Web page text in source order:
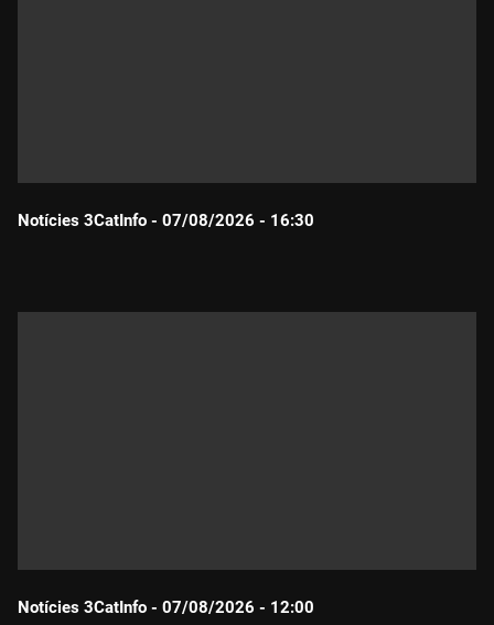
Notícies 3CatInfo - 07/08/2026 - 16:30
Notícies 3CatInfo - 07/08/2026 - 12:00